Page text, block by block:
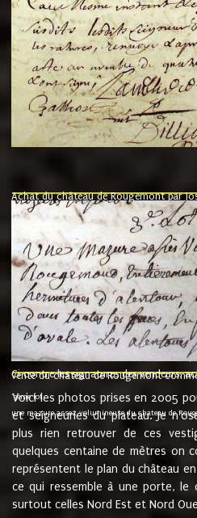
Achat du château de Rougemont par
"l'an mil six cent soixante treze le
nommé fut présent Messire Claude
vend, purement simplement et
et chavannes conseiller du roy au
que le dit seigneur Baron de la
de la Velliere tout ainsi et comme le
présent......"
suivent les rentes, donation des
Ci contre les signatures des vendeurs,
vente du château de Rougemont
"3ème lot
une mazure assez volumineuse du chateau de
Voici les photos prises en 2005
et seigneuries du plateau. Je
plus rien retrouver de ces
quelques centaine de mètres on
représentent le plan du château
ce qui ressemble à une porte, le
surtout celles Nord Est et Nord